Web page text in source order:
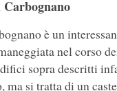
è un
nel corso
sopra descritti
ma si tratta di un